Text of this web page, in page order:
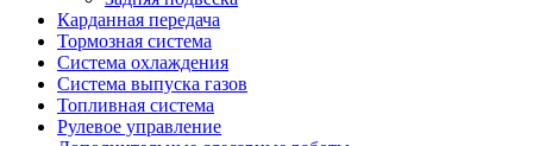
Карданная передача
Тормозная система
Система охлаждения
Система выпуска газов
Топливная система
Рулевое управление